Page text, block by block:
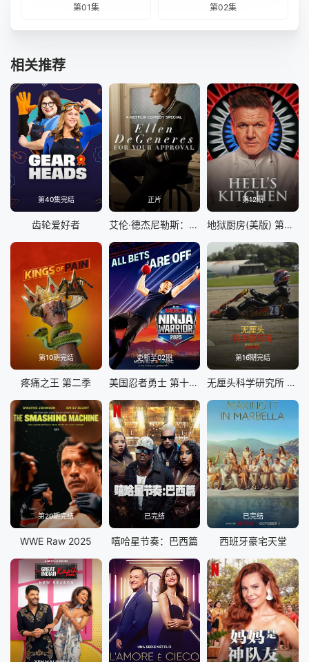
第01集 第02集
相关推荐
第40集完结
齿轮爱好者
正片
艾伦·德杰尼勒斯：请你许可
第12期
地狱厨房(美版) 第二十二季
第10期完结
疼痛之王 第二季
更新至02期
美国忍者勇士 第十八季
第16期完结
无厘头科学研究所 第八季
第20期完结
WWE Raw 2025
已完结
嘻哈星节奏：巴西篇
已完结
西班牙豪宅天堂